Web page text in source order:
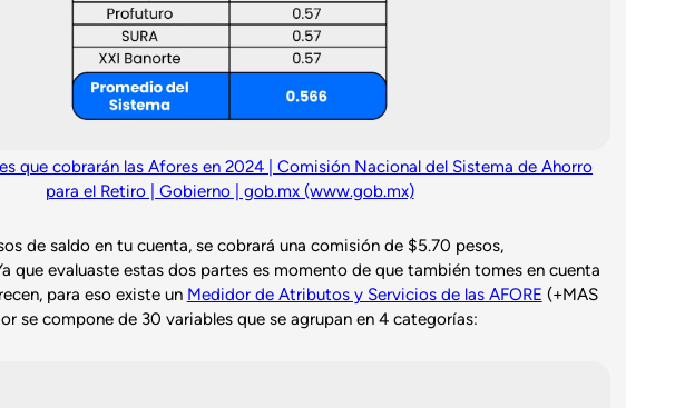
que cobrarán las Afores en 2024 | Comisión Nacional del Sistema de Ahorro
para el Retiro | Gobierno | gob.mx (www.gob.mx)
de saldo en tu cuenta, se cobrará una comisión de $5.70 pesos,
que evaluaste estas dos partes es momento de que también tomes en cuenta
para eso existe un Medidor de Atributos y Servicios de las AFORE (+MAS
se compone de 30 variables que se agrupan en 4 categorías: